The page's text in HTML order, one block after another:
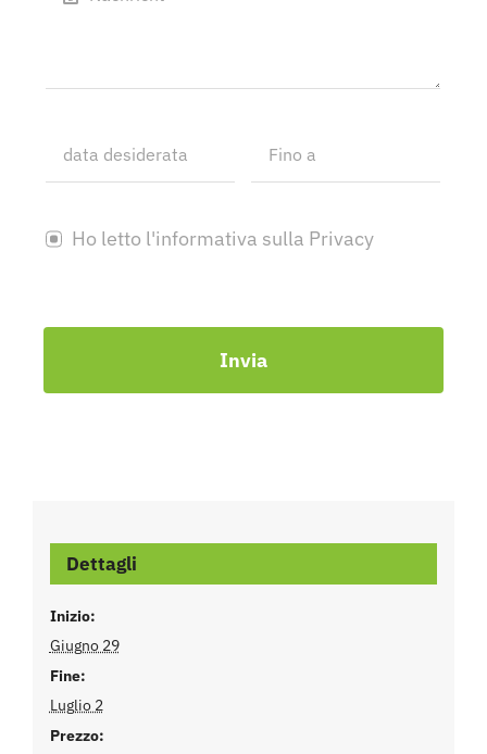
Ho letto l'informativa sulla Privacy
Invia
Dettagli
Inizio:
Giugno 29
Fine:
Luglio 2
Prezzo: